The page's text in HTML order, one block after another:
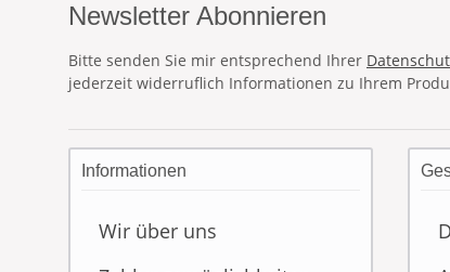
Newsletter Abonnieren
Bitte senden Sie mir entsprechend Ihrer
jederzeit widerruflich Informationen zu Ihrem
Informationen
Wir über uns